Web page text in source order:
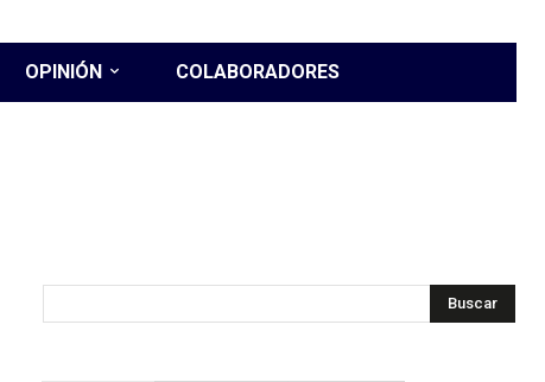
OPINIÓN COLABORADORES
Buscar